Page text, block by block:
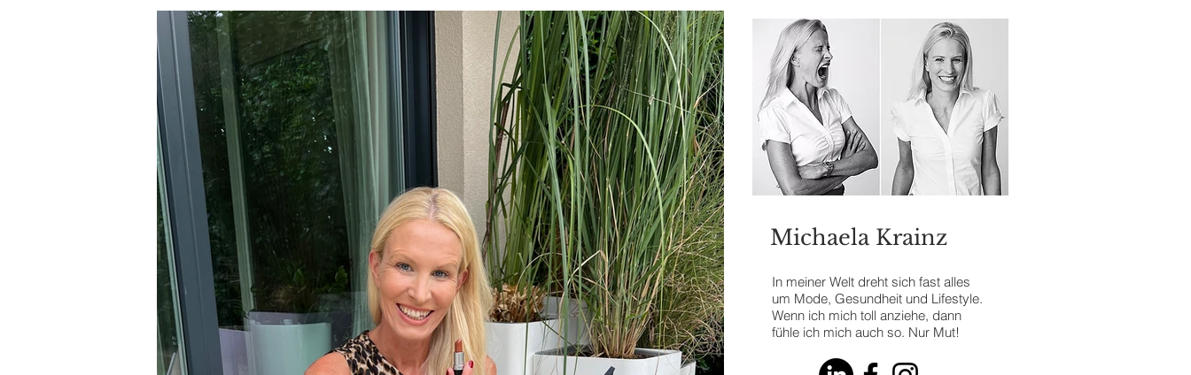
Contribute
Contact Me
In meiner Welt dreht sich fast alles
um Mode, Gesundheit und Lifestyle.
Wenn ich mich toll anziehe, dann
fühle ich mich auch so. Nur Mut!
Michaela Krainz